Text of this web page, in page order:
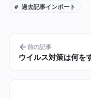
# 過去記事インポート
前の記事
ウイルス対策は何を